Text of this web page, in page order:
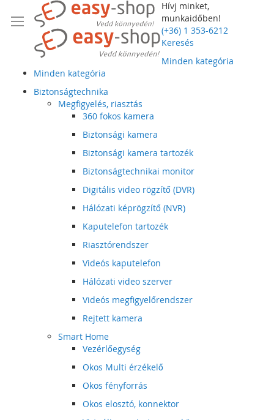
Hívj minket,
munkaidőben!
(+36) 1 353-6212
Keresés
Minden kategória
Minden kategória
Biztonságtechnika
Megfigyelés, riasztás
360 fokos kamera
Biztonsági kamera
Biztonsági kamera tartozék
Biztonságtechnikai monitor
Digitális video rögzítő (DVR)
Hálózati képrögzítő (NVR)
Kaputelefon tartozék
Riasztórendszer
Videós kaputelefon
Hálózati video szerver
Videós megfigyelőrendszer
Rejtett kamera
Smart Home
Vezérlőegység
Okos Multi érzékelő
Okos fényforrás
Okos elosztó, konnektor